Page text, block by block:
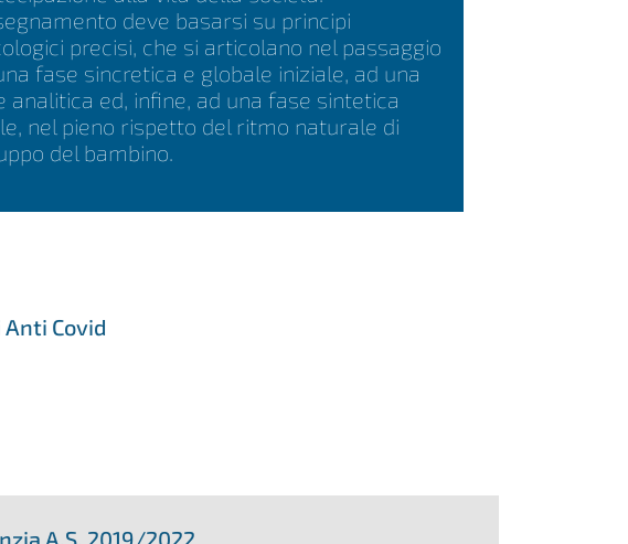
deve basarsi su principi
precisi, che si articolano nel passaggio
fase sincretica e globale iniziale, ad una
analitica ed, infine, ad una fase sintetica
nel pieno rispetto del ritmo naturale di
del bambino.
Covid
A.S. 2019/2022